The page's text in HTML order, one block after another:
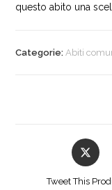
questo abito una
Categorie: Abiti
Opens
in
Tweet This